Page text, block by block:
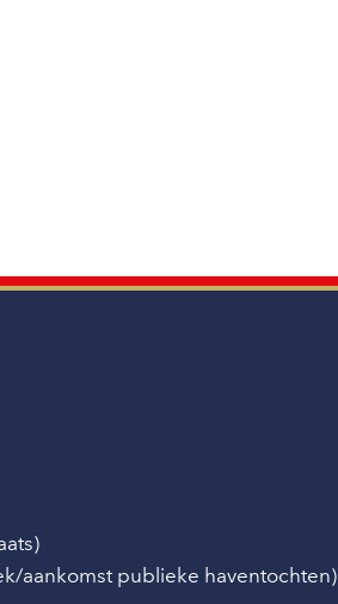
aankomst publieke haventochten)